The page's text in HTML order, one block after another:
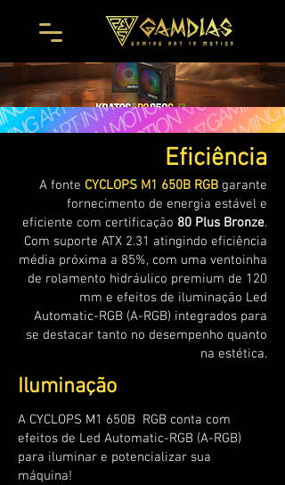
Eficiência
A fonte CYCLOPS M1 650B RGB garante
fornecimento de energia estável e
eficiente com certificação 80 Plus Bronze.
Com suporte ATX 2.31 atingindo eficiência
média próxima a 85%, com uma ventoinha
de rolamento hidráulico premium de 120
mm e efeitos de iluminação Led
Automatic-RGB (A-RGB) ​​integrados para
se destacar tanto no desempenho quanto
na estética.
Iluminação
A CYCLOPS M1 650B RGB conta com
efeitos de Led Automatic-RGB (A-RGB)
para iluminar e potencializar sua
máquina!